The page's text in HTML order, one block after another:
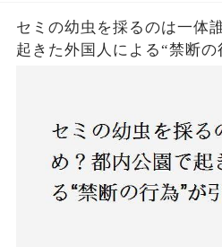
セミの幼虫を採るのは一体
起きた外国人による“禁断